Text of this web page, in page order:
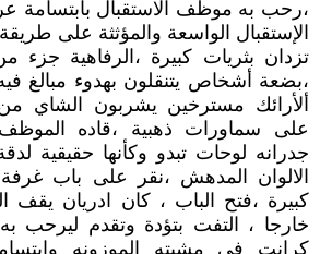
،رحب به موظف الاستقبال بابتسامة
الإستقبال الواسعة والمؤثثة على
تزدان بثريات كبيرة ،الرفاهية جزء
،بضعة أشخاص يتنقلون بهدوء مبالغ
ألأرائك مسترخين يشربون الشاي
على سماورات ذهبية ،قاده
جدرانه لوحات تبدو وكأنها حقيقية
الالوان المدهش ،نقر على باب
كبيرة ،فتح الباب ، كان ادريان يقف
خارجا ، التفت بتؤدة وتقدم ليرحب
كرانت في مشيته الموزونه